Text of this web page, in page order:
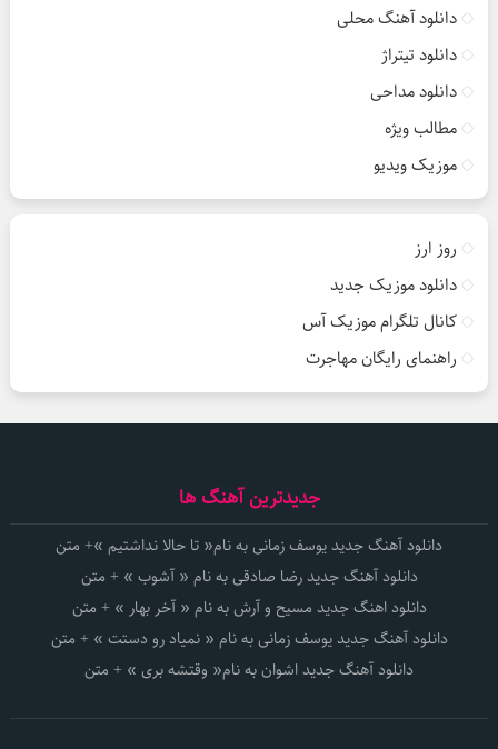
دانلود آهنگ محلی
دانلود تیتراژ
دانلود مداحی
مطالب ویژه
موزیک ویدیو
روز ارز
دانلود موزیک جدید
کانال تلگرام موزیک آس
راهنمای رایگان مهاجرت
جدیدترین آهنگ ها
دانلود آهنگ جدید یوسف زمانی به نام« تا حالا نداشتیم »+ متن
دانلود آهنگ جدید رضا صادقی به نام « آشوب » + متن
دانلود اهنگ جدید مسیح و آرش به نام « آخر بهار » + متن
دانلود آهنگ جدید یوسف زمانی به نام « نمیاد رو دستت » + متن
دانلود آهنگ جدید اشوان به نام« وقتشه بری » + متن